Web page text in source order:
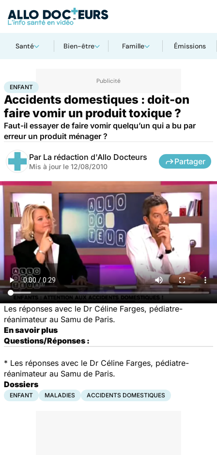
Santé Bien-être Famille Émissions
AccueilFamille
ENFANT
Accidents domestiques : doit-on
faire vomir un produit toxique ?
Faut-il essayer de faire vomir quelqu’un qui a bu par
erreur un produit ménager ?
Par La rédaction d'Allo Docteurs
Mis à jour le 12/08/2010
Partager
Les réponses avec le Dr Céline Farges, pédiatre-
réanimateur au Samu de Paris.
En savoir plus
Questions/Réponses :
* Les réponses avec le Dr Céline Farges, pédiatre-
réanimateur au Samu de Paris.
Dossiers
ENFANT MALADIES ACCIDENTS DOMESTIQUES